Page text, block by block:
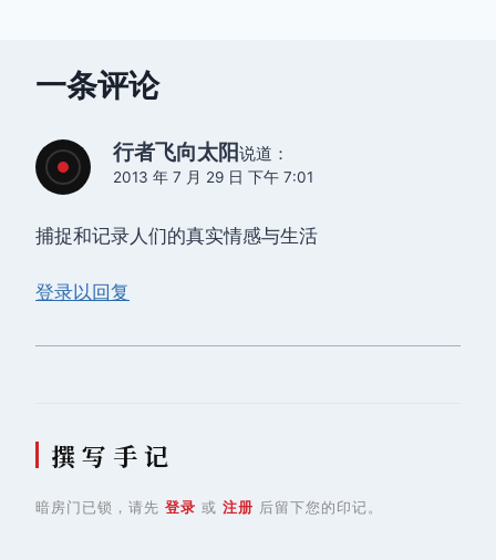
一条评论
行者飞向太阳说道：
2013 年 7 月 29 日 下午 7:01
捕捉和记录人们的真实情感与生活
登录以回复
撰 写 手 记
暗房门已锁，请先 登录 或 注册 后留下您的印记。